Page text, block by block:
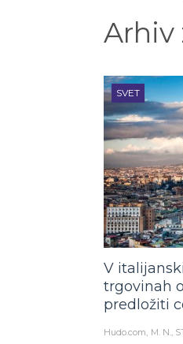
Arhiv
SVET
V
trgovinah
predložiti
Hudo.com M. N.,